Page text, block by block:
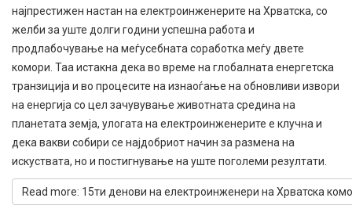
најпрестижен настан на електроинженерите на Хрватска, со
желби за уште долги години успешна работа и
продлабочување на меѓусебната соработка меѓу двете
комори. Таа истакна дека во време на глобалната енергетска
транзиција и во процесите на изнаоѓање на обновливи извори
на енергија со цел зачувување животната средина на
планетата земја, улогата на електроинженерите е клучна и
дека вакви собири се најдобриот начин за размена на
искуствата, но и постигнување на уште поголеми резултати.
Read more: 15ти денови на електроинженери на Хрватска